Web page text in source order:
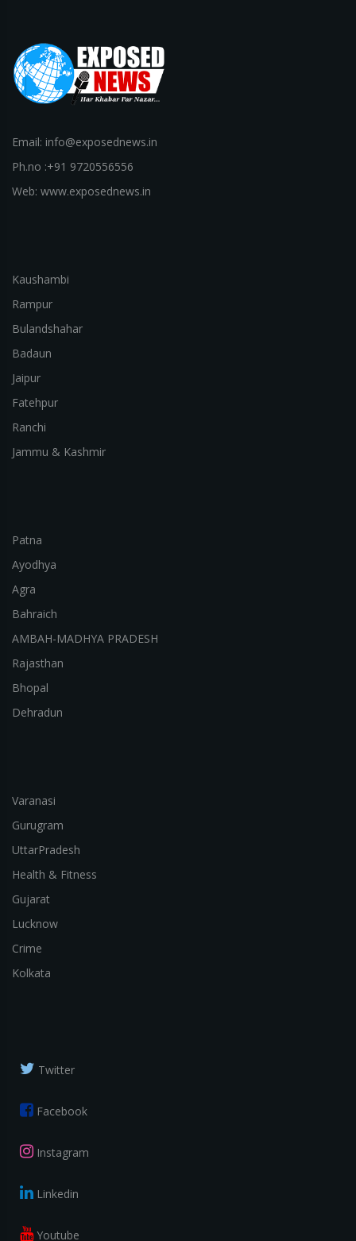
Email: info@exposednews.in
Ph.no :+91 9720556556
Web: www.exposednews.in
Kaushambi
Rampur
Bulandshahar
Badaun
Jaipur
Fatehpur
Ranchi
Jammu & Kashmir
Patna
Ayodhya
Agra
Bahraich
AMBAH-MADHYA PRADESH
Rajasthan
Bhopal
Dehradun
Varanasi
Gurugram
UttarPradesh
Health & Fitness
Gujarat
Lucknow
Crime
Kolkata
Twitter
Facebook
Instagram
Linkedin
Youtube